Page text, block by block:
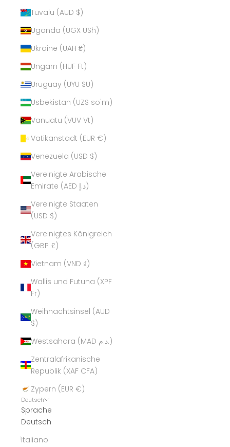
Tuvalu (AUD $)
Uganda (UGX USh)
Ukraine (UAH ₴)
Ungarn (HUF Ft)
Uruguay (UYU $U)
Usbekistan (UZS so'm)
Vanuatu (VUV Vt)
Vatikanstadt (EUR €)
Venezuela (USD $)
Vereinigte Arabische
Emirate (AED د.إ)
Vereinigte Staaten
(USD $)
Vereinigtes Königreich
(GBP £)
Vietnam (VND ₫)
Wallis und Futuna (XPF
Fr)
Weihnachtsinsel (AUD
$)
Westsahara (MAD د.م.)
Zentralafrikanische
Republik (XAF CFA)
Zypern (EUR €)
Deutsch
Sprache
Deutsch
Italiano